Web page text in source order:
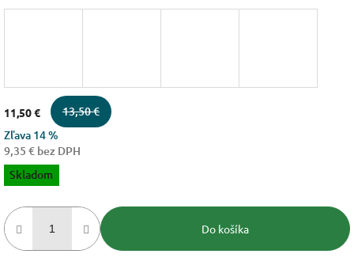
11,50 €
13,50 €
Zľava 14 %
9,35 € bez DPH
Jednotková
cena:
Skladom
Do košíka